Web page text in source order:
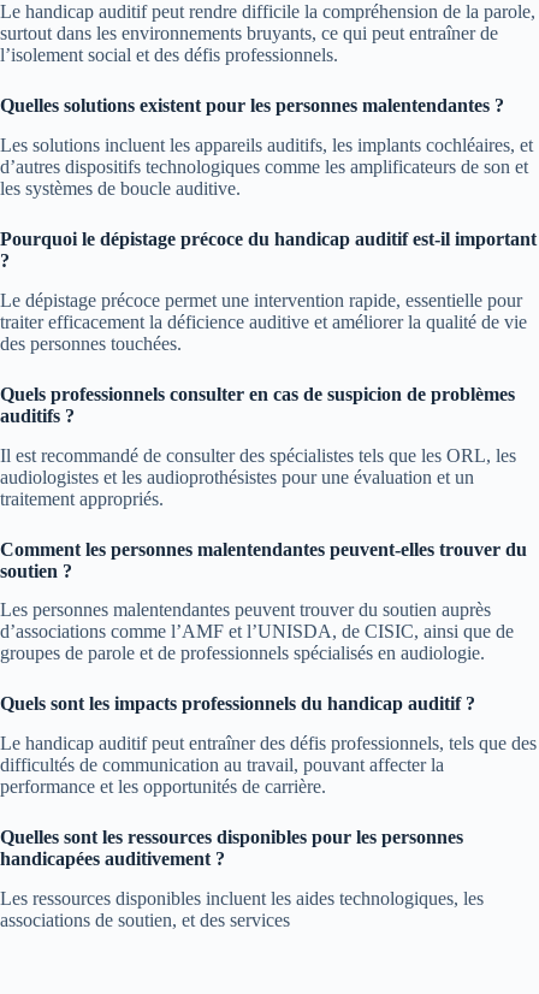
Le handicap auditif peut rendre difficile la compréhension de la parole,
surtout dans les environnements bruyants, ce qui peut entraîner de
l’isolement social et des défis professionnels.
Quelles solutions existent pour les personnes malentendantes ?
Les solutions incluent les appareils auditifs, les implants cochléaires, et
d’autres dispositifs technologiques comme les amplificateurs de son et
les systèmes de boucle auditive.
Pourquoi le dépistage précoce du handicap auditif est-il important
?
Le dépistage précoce permet une intervention rapide, essentielle pour
traiter efficacement la déficience auditive et améliorer la qualité de vie
des personnes touchées.
Quels professionnels consulter en cas de suspicion de problèmes
auditifs ?
Il est recommandé de consulter des spécialistes tels que les ORL, les
audiologistes et les audioprothésistes pour une évaluation et un
traitement appropriés.
Comment les personnes malentendantes peuvent-elles trouver du
soutien ?
Les personnes malentendantes peuvent trouver du soutien auprès
d’associations comme l’AMF et l’UNISDA, de CISIC, ainsi que de
groupes de parole et de professionnels spécialisés en audiologie.
Quels sont les impacts professionnels du handicap auditif ?
Le handicap auditif peut entraîner des défis professionnels, tels que des
difficultés de communication au travail, pouvant affecter la
performance et les opportunités de carrière.
Quelles sont les ressources disponibles pour les personnes
handicapées auditivement ?
Les ressources disponibles incluent les aides technologiques, les
associations de soutien, et des services